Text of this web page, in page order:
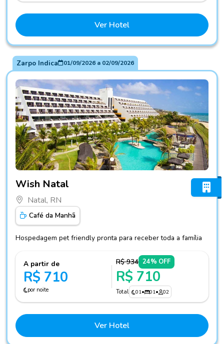
Ver Hotel
Zarpo Indica 01/09/2026a 02/09/2026
Wish Natal
Natal, RN
Café da Manhã
Hospedagem pet friendly pronta para receber toda a família
A partir de
R$ 710
por noite
R$ 934 24% OFF
R$ 710
Total 01• 01• 02
Ver Hotel